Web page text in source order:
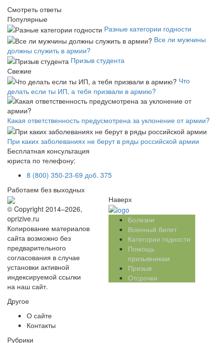
Смотреть ответы
Популярные
Разные категории годности
Все ли мужчины
должны служить в армии?
Призыв студента
Свежие
Что
делать если ты ИП, а тебя призвали в армию?
Какая ответственность предусмотрена за уклонение от армии?
При каких заболеваниях не берут в ряды российской армии
Бесплатная консультация
юриста по телефону:
8 (800) 350-23-69 доб. 375
Работаем без выходных
© Copyright 2014–2026,
oprizive.ru
Копирование материалов
сайта возможно без
предварительного
согласования в случае
установки активной
индексируемой ссылки
на наш сайт.
Другое
О сайте
Контакты
Рубрики
Наверх
Болезни
Военный билет
Категории годности
Помощь
призывникам
Призыв
Отсрочки